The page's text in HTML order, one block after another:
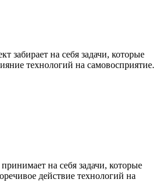
забирает на себя задачи, которые
технологий на самовосприятие.
на себя задачи, которые
действие технологий на